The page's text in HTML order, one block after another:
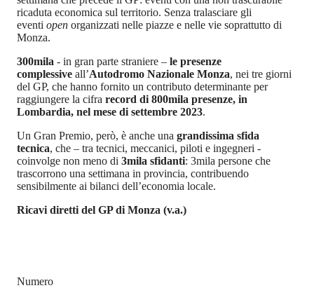
ricaduta economica sul territorio. Senza tralasciare gli
eventi open organizzati nelle piazze e nelle vie soprattutto di
Monza.
300mila - in gran parte straniere – le presenze
complessive all’Autodromo Nazionale Monza, nei tre giorni
del GP, che hanno fornito un contributo determinante per
raggiungere la cifra record di 800mila presenze, in
Lombardia, nel mese di settembre 2023.
Un Gran Premio, però, è anche una grandissima sfida
tecnica, che – tra tecnici, meccanici, piloti e ingegneri -
coinvolge non meno di 3mila sfidanti: 3mila persone che
trascorrono una settimana in provincia, contribuendo
sensibilmente ai bilanci dell’economia locale.
Ricavi diretti del GP di Monza (v.a.)
Numero